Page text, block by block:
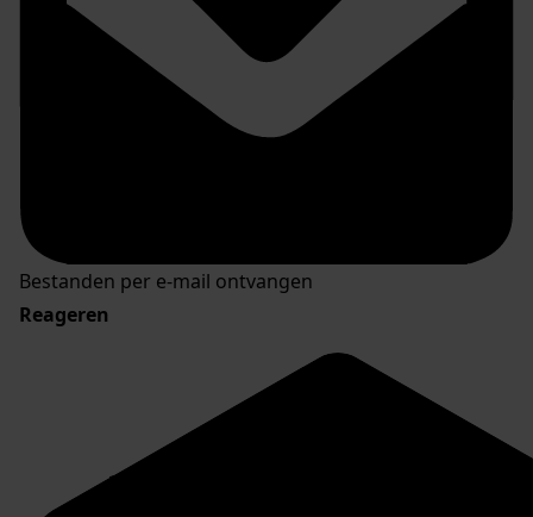
Bestanden per e-mail ontvangen
Reageren